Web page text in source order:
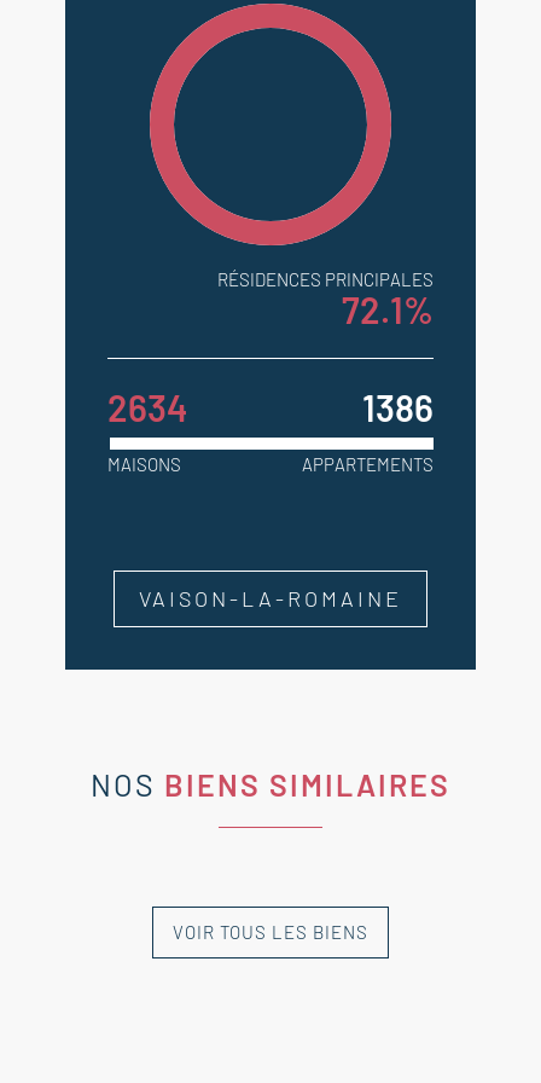
RÉSIDENCES PRINCIPALES
72.1%
2634 1386
MAISONS APPARTEMENTS
VAISON-LA-ROMAINE
NOS BIENS SIMILAIRES
NOUVEAUTÉ
NOUVEAUTÉ
NOUVEAUTÉ
NOUVEAUTÉ
NOUVEAUTÉVOIR TOUS LES BIENS